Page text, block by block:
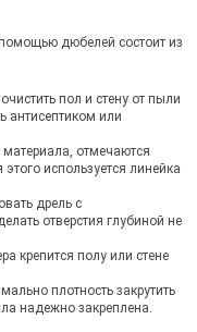
дюбелей состоит из
пол и стену от пыли
антисептиком или
отмечаются
используется линейка
дрель с
отверстия глубиной не
крепится полу или стене
плотность закрутить
надежно закреплена.